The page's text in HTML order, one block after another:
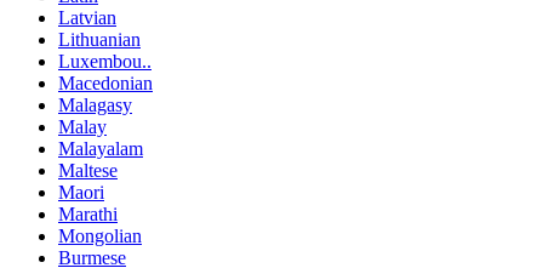
Latvian
Lithuanian
Luxembou..
Macedonian
Malagasy
Malay
Malayalam
Maltese
Maori
Marathi
Mongolian
Burmese